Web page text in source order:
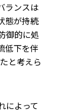
ランスは
態が持続
御的に処
低下を伴
と考えら
によって